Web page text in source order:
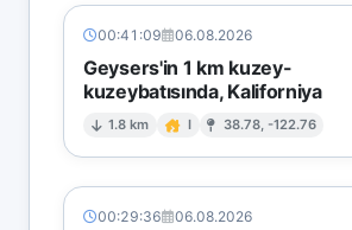
00:41:09 06.08.2026
Geysers'in 1 km kuzey-
kuzeybatısında, Kaliforniya
1.8 km I 38.78, -122.76
00:29:36 06.08.2026